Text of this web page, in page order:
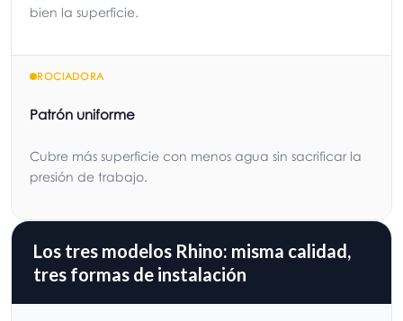
bien la superficie.
ROCIADORA
Patrón uniforme
Cubre más superficie con menos agua sin sacrificar la
presión de trabajo.
Los tres modelos Rhino: misma calidad,
tres formas de instalación